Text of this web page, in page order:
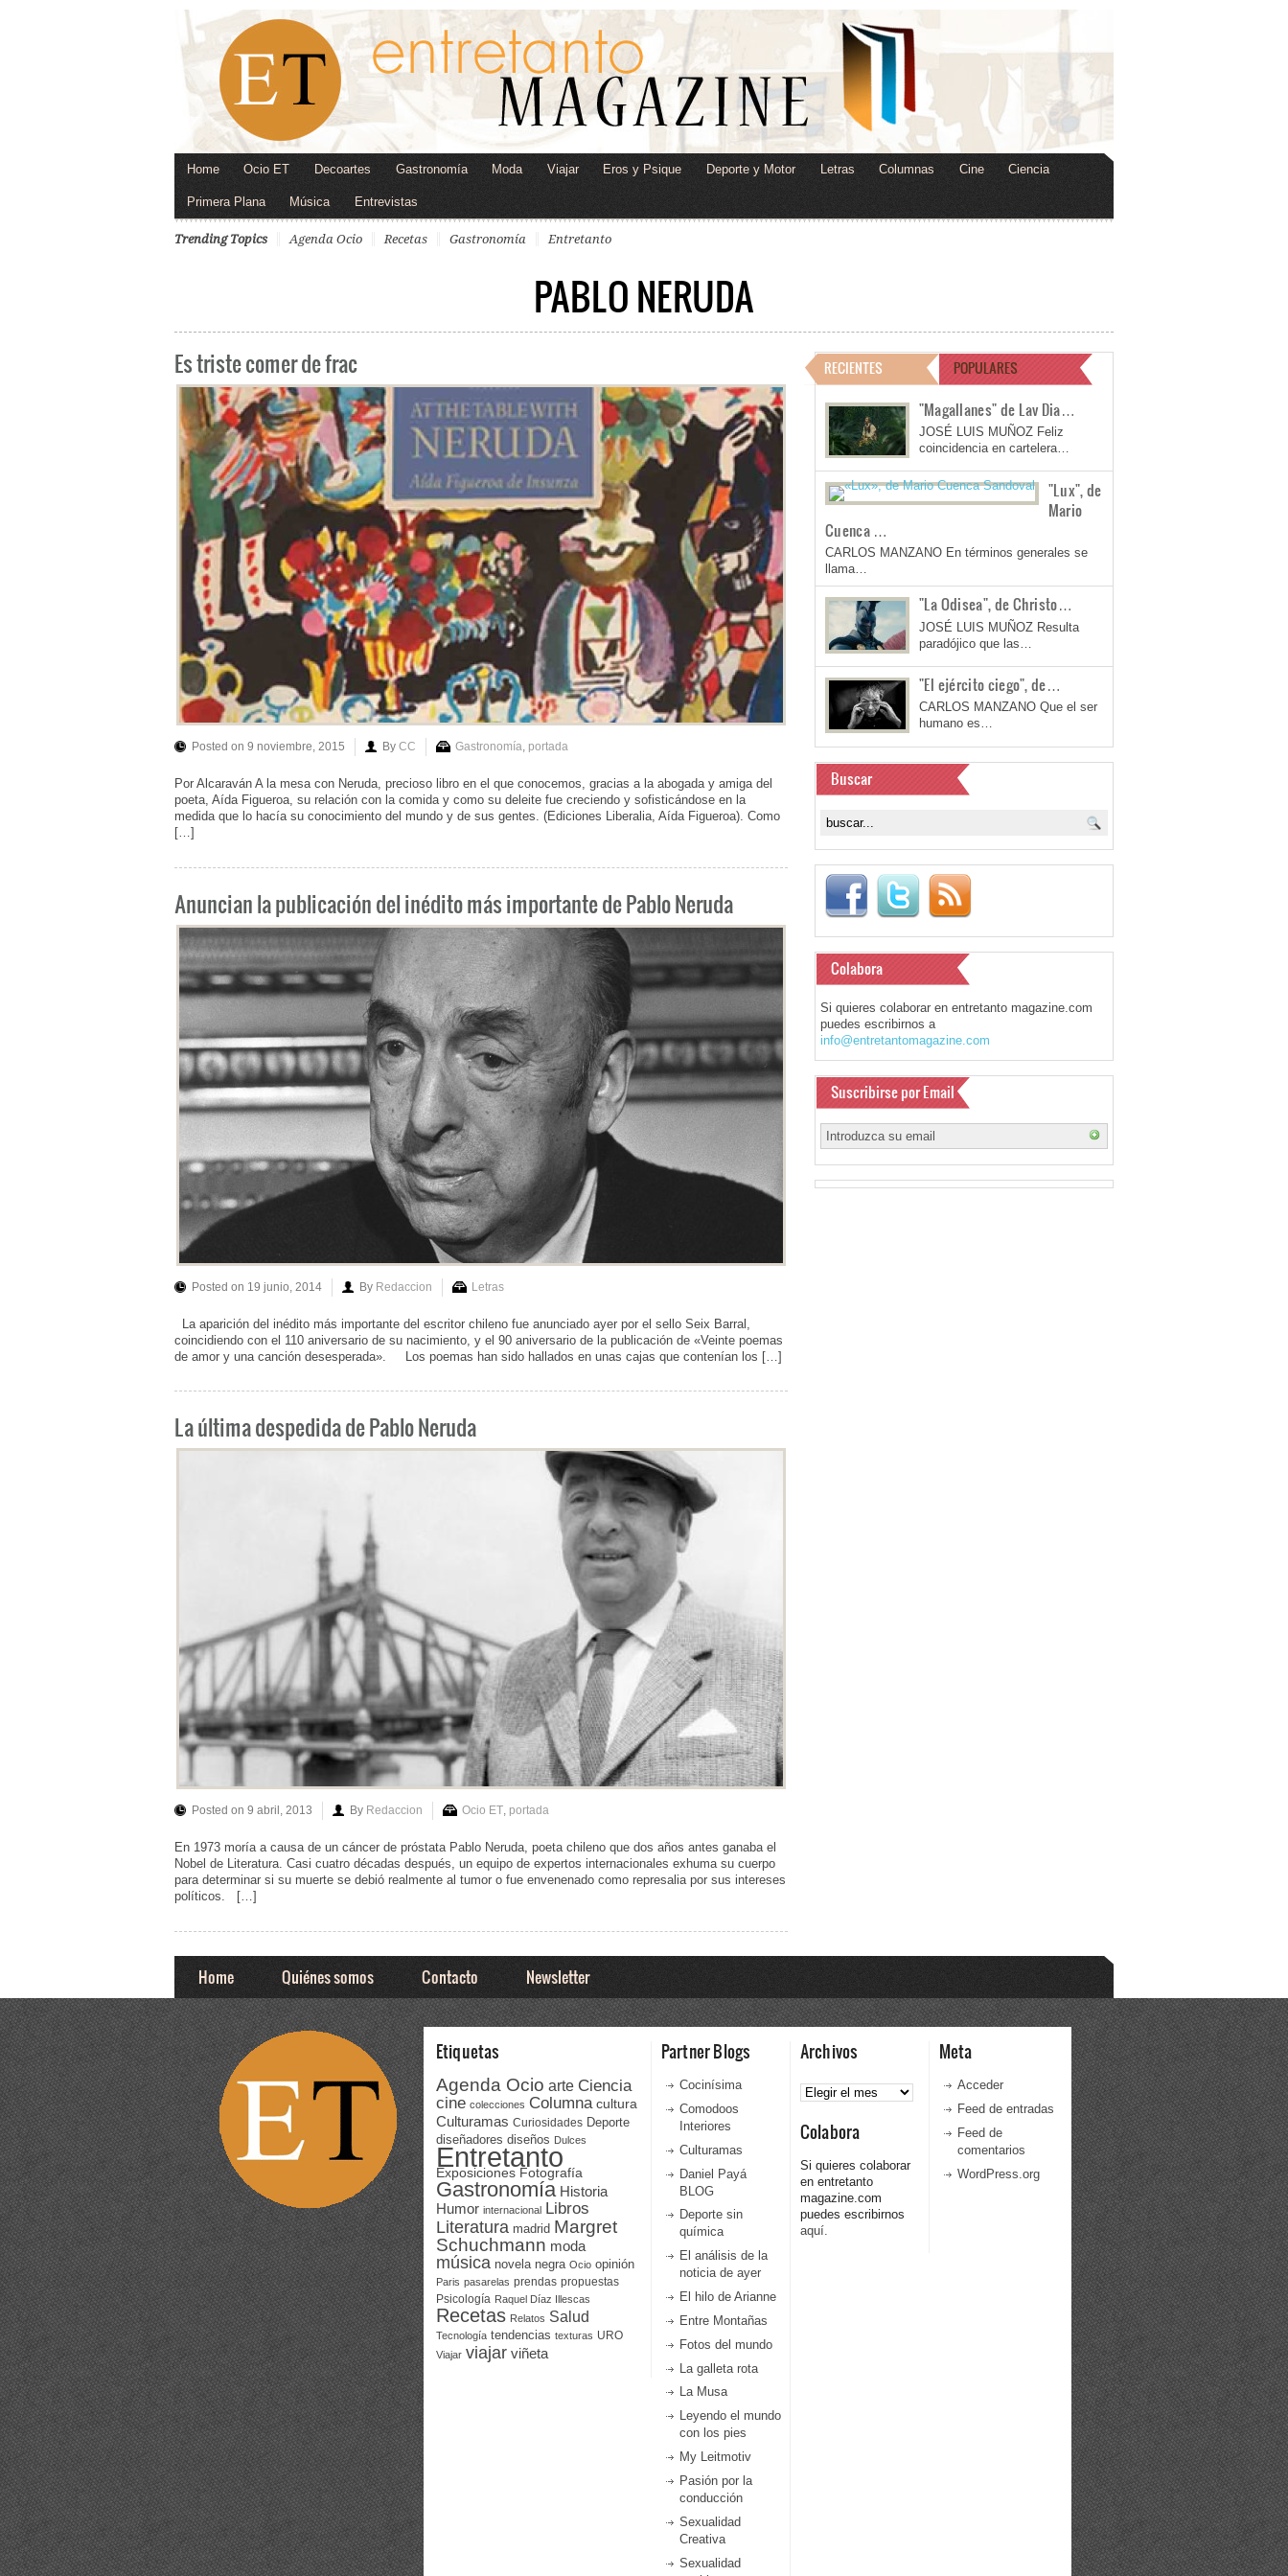
Home Ocio ET Decoartes Gastronomía Moda Viajar Eros y Psique Deporte y Motor Letras Columnas Cine Ciencia
Primera Plana Música Entrevistas
Trending Topics Agenda Ocio Recetas Gastronomía Entretanto
PABLO NERUDA
Es triste comer de frac
Posted on 9 noviembre, 2015 By CC Gastronomía portada
Por Alcaraván A la mesa con Neruda, precioso libro en el que conocemos, gracias a la abogada y amiga del
poeta, Aída Figueroa, su relación con la comida y como su deleite fue creciendo y sofisticándose en la
medida que lo hacía su conocimiento del mundo y de sus gentes. (Ediciones Liberalia, Aída Figueroa). Como
[…]
Anuncian la publicación del inédito más importante de Pablo Neruda
Posted on 19 junio, 2014 By Redaccion Letras
La aparición del inédito más importante del escritor chileno fue anunciado ayer por el sello Seix Barral,
coincidiendo con el 110 aniversario de su nacimiento, y el 90 aniversario de la publicación de «Veinte poemas
de amor y una canción desesperada». Los poemas han sido hallados en unas cajas que contenían los […]
La última despedida de Pablo Neruda
Posted on 9 abril, 2013 By Redaccion Ocio ET, portada
En 1973 moría a causa de un cáncer de próstata Pablo Neruda, poeta chileno que dos años antes ganaba el
Nobel de Literatura. Casi cuatro décadas después, un equipo de expertos internacionales exhuma su cuerpo
para determinar si su muerte se debió realmente al tumor o fue envenenado como represalia por sus intereses
políticos. […]
RECIENTES POPULARES
"Magallanes" de Lav Dia…
JOSÉ LUIS MUÑOZ Feliz
coincidencia en cartelera…
"Lux", de
Mario
Cuenca …
CARLOS MANZANO En términos generales se
llama…
"La Odisea", de Christo…
JOSÉ LUIS MUÑOZ Resulta
paradójico que las…
"El ejército ciego", de…
CARLOS MANZANO Que el ser
humano es…
Buscar
Colabora
Si quieres colaborar en entretanto magazine.com
puedes escribirnos a
info@entretantomagazine.com
Suscribirse por Email
Home Quiénes somos Contacto Newsletter
Etiquetas
Agenda Ocio arte Ciencia
cine colecciones Columna cultura
Culturamas Curiosidades Deporte
diseñadores diseños Dulces
Entretanto
Exposiciones Fotografía
Gastronomía Historia
Humor internacional Libros
Literatura madrid Margret
Schuchmann moda
música novela negra Ocio opinión
Paris pasarelas prendas propuestas
Psicología Raquel Díaz Illescas
Recetas Relatos Salud
Tecnología tendencias texturas URO
Viajar viajar viñeta
Partner Blogs
Cocinísima
Comodoos
Interiores
Culturamas
Daniel Payá
BLOG
Deporte sin
química
El análisis de la
noticia de ayer
El hilo de Arianne
Entre Montañas
Fotos del mundo
La galleta rota
La Musa
Leyendo el mundo
con los pies
My Leitmotiv
Pasión por la
conducción
Sexualidad
Creativa
Sexualidad
Archivos
Archivos
Colabora
Si quieres colaborar
en entretanto
magazine.com
puedes escribirnos
aquí.
Meta
Acceder
Feed de entradas
Feed de
comentarios
WordPress.org